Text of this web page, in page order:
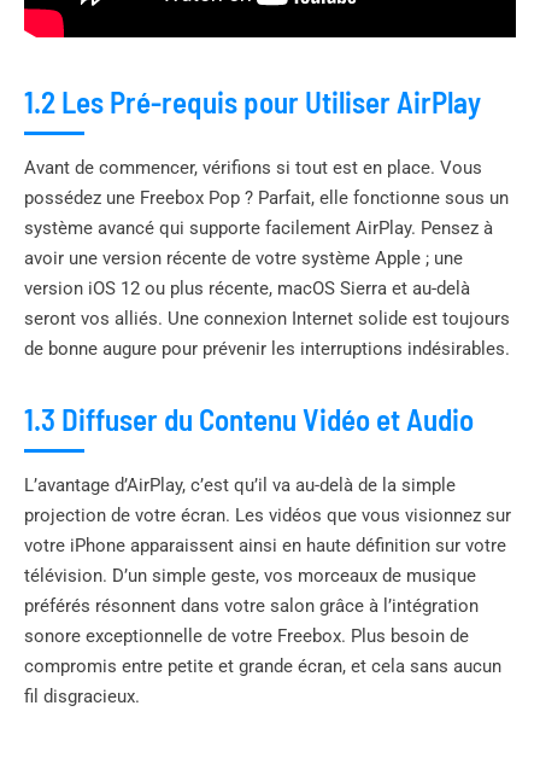
1.2 Les Pré-requis pour Utiliser AirPlay
Avant de commencer, vérifions si tout est en place. Vous
possédez une Freebox Pop ? Parfait, elle fonctionne sous un
système avancé qui supporte facilement AirPlay. Pensez à
avoir une version récente de votre système Apple ; une
version iOS 12 ou plus récente, macOS Sierra et au-delà
seront vos alliés. Une connexion Internet solide est toujours
de bonne augure pour prévenir les interruptions indésirables.
1.3 Diffuser du Contenu Vidéo et Audio
L’avantage d’AirPlay, c’est qu’il va au-delà de la simple
projection de votre écran. Les vidéos que vous visionnez sur
votre iPhone apparaissent ainsi en haute définition sur votre
télévision. D’un simple geste, vos morceaux de musique
préférés résonnent dans votre salon grâce à l’intégration
sonore exceptionnelle de votre Freebox. Plus besoin de
compromis entre petite et grande écran, et cela sans aucun
fil disgracieux.